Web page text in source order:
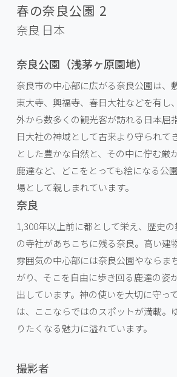
春の奈良公園 2
奈良 日本
奈良公園（浅茅ヶ原園地）
奈良市の中心部に広がる奈良公園は、
東大寺、興福寺、春日大社などを有し
外から数多くの観光客が訪れる日本屈
日大社の神域として古来より守られて
とした豊かな自然と、その中に佇む厳
鹿達など、どこをとっても絵になる公
場として親しまれています。
奈良
1,300年以上前に都として栄え、歴史
の寺社があちこちに残る奈良。高い建
雰囲気の中心部には奈良公園やならま
がり、そこを自由に歩き回る鹿達の姿
出しています。神の使いを大切に守っ
は、ここならではのスポットが満載。
りたくなる魅力に溢れています。
撮影者